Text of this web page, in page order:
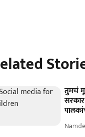
तुमचं